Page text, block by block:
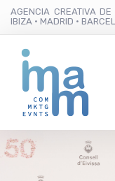
AGENCIA CREATIVA
IBIZA · MADRID ·